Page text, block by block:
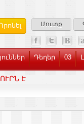
Մուտք
Դեղեր 03
Է